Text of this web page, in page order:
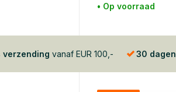
• Op voorraad
verzending vanaf EUR 100,- 30 dagen